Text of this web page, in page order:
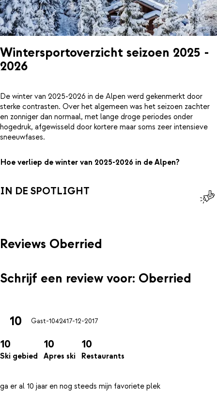
Wintersportoverzicht seizoen 2025 -
2026
De winter van 2025-2026 in de Alpen werd gekenmerkt door
sterke contrasten. Over het algemeen was het seizoen zachter
en zonniger dan normaal, met lange droge periodes onder
hogedruk, afgewisseld door kortere maar soms zeer intensieve
sneeuwfases.
Hoe verliep de winter van 2025-2026 in de Alpen?
IN DE SPOTLIGHT
Reviews Oberried
Schrijf een review voor: Oberried
10 Gast-1042417-12-2017
10
Ski gebied
10
Apres ski
10
Restaurants